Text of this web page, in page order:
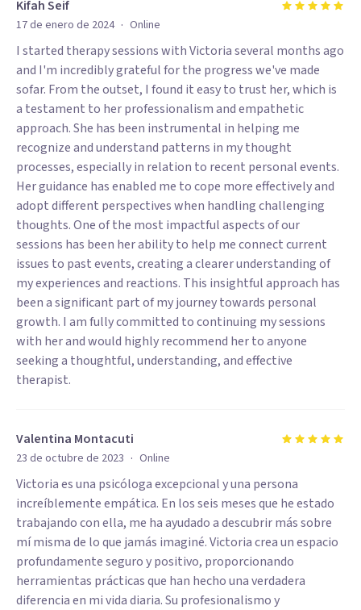
herramientas prácticas y estrategias que pueden aplicar en
calidad de vida.
Kifah Seif
17 de enero de 2024 · Online
I started therapy sessions with Victoria several months ago
and I'm incredibly grateful for the progress we've made
sofar. From the outset, I found it easy to trust her, which is
a testament to her professionalism and empathetic
approach. She has been instrumental in helping me
recognize and understand patterns in my thought
processes, especially in relation to recent personal events.
Her guidance has enabled me to cope more effectively and
adopt different perspectives when handling challenging
thoughts. One of the most impactful aspects of our
sessions has been her ability to help me connect current
issues to past events, creating a clearer understanding of
my experiences and reactions. This insightful approach has
been a significant part of my journey towards personal
growth. I am fully committed to continuing my sessions
with her and would highly recommend her to anyone
seeking a thoughtful, understanding, and effective
therapist.
Valentina Montacuti
23 de octubre de 2023 · Online
Victoria es una psicóloga excepcional y una persona
increíblemente empática. En los seis meses que he estado
trabajando con ella, me ha ayudado a descubrir más sobre
mí misma de lo que jamás imaginé. Victoria crea un espacio
profundamente seguro y positivo, proporcionando
herramientas prácticas que han hecho una verdadera
diferencia en mi vida diaria. Su profesionalismo y